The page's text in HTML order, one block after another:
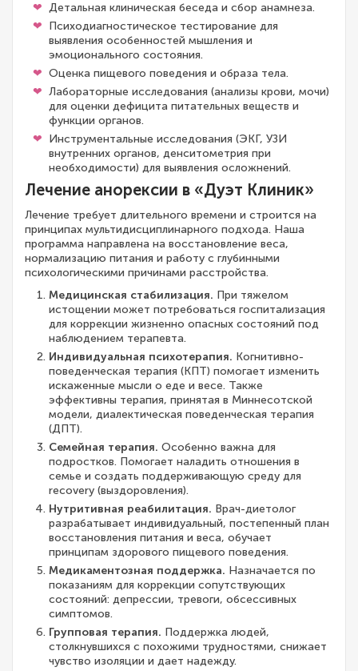
Детальная клиническая беседа и сбор анамнеза.
Психодиагностическое тестирование для
выявления особенностей мышления и
эмоционального состояния.
Оценка пищевого поведения и образа тела.
Лабораторные исследования (анализы крови, мочи)
для оценки дефицита питательных веществ и
функции органов.
Инструментальные исследования (ЭКГ, УЗИ
внутренних органов, денситометрия при
необходимости) для выявления осложнений.
Лечение анорексии в «Дуэт Клиник»
Лечение требует длительного времени и строится на
принципах мультидисциплинарного подхода. Наша
программа направлена на восстановление веса,
нормализацию питания и работу с глубинными
психологическими причинами расстройства.
Медицинская стабилизация. При тяжелом
истощении может потребоваться госпитализация
для коррекции жизненно опасных состояний под
наблюдением терапевта.
Индивидуальная психотерапия. Когнитивно-
поведенческая терапия (КПТ) помогает изменить
искаженные мысли о еде и весе. Также
эффективны терапия, принятая в Миннесотской
модели, диалектическая поведенческая терапия
(ДПТ).
Семейная терапия. Особенно важна для
подростков. Помогает наладить отношения в
семье и создать поддерживающую среду для
recovery (выздоровления).
Нутритивная реабилитация. Врач-диетолог
разрабатывает индивидуальный, постепенный план
восстановления питания и веса, обучает
принципам здорового пищевого поведения.
Медикаментозная поддержка. Назначается по
показаниям для коррекции сопутствующих
состояний: депрессии, тревоги, обсессивных
симптомов.
Групповая терапия. Поддержка людей,
столкнувшихся с похожими трудностями, снижает
чувство изоляции и дает надежду.